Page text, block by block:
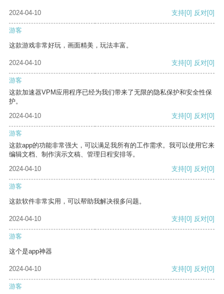
2024-04-10 支持[0] 反对[0]
游客
这款游戏非常好玩，画面精美，玩法丰富。
2024-04-10 支持[0] 反对[0]
游客
这款加速器VPM应用程序已经为我们带来了无限的隐私保护和安全性保
护。
2024-04-10
支持[0] 反对[0]
游客
这款app的功能非常强大，可以满足我所有的工作需求。我可以使用它来
编辑文档、制作演示文稿、管理日程安排等。
2024-04-10
支持[0] 反对[0]
游客
这款软件非常实用，可以帮助我解决很多问题。
2024-04-10 支持[0] 反对[0]
游客
这个是app神器
2024-04-10 支持[0] 反对[0]
游客